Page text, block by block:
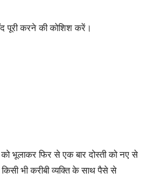
पूरी करने की कोशिश करें।
को भूलाकर फिर से एक बार दोस्ती को नए से
भी करीबी व्यक्ति के साथ पैसे से